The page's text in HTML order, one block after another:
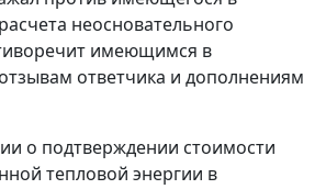
неосновательного
имеющимся в
ответчика и дополнениям
о подтверждении стоимости
тепловой энергии в